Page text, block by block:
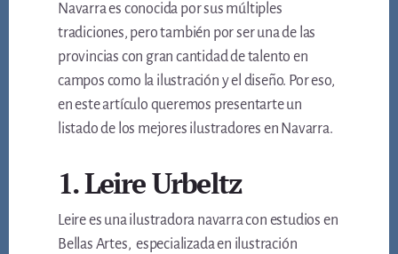
Navarra es conocida por sus múltiples
tradiciones, pero también por ser una de las
provincias con gran cantidad de talento en
campos como la ilustración y el diseño. Por eso,
en este artículo queremos presentarte un
listado de los mejores ilustradores en Navarra.
1. Leire Urbeltz
Leire es una ilustradora navarra con estudios en
Bellas Artes, especializada en ilustración